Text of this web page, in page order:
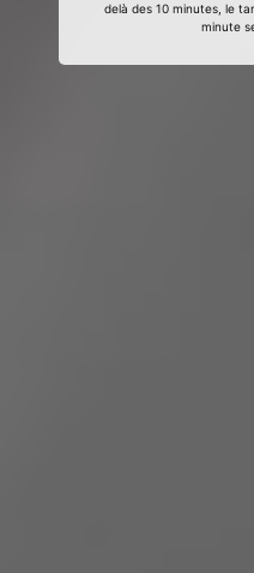
delà des 10 minutes, le
minute